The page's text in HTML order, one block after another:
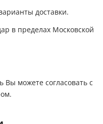
и
им огромное
их фирме!
доставки.
в пределах Московской
Вы можете согласовать с